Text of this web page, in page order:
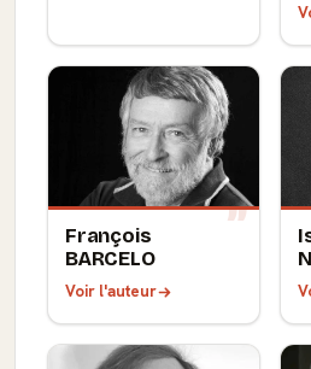
François
BARCELO
Voir l'auteur